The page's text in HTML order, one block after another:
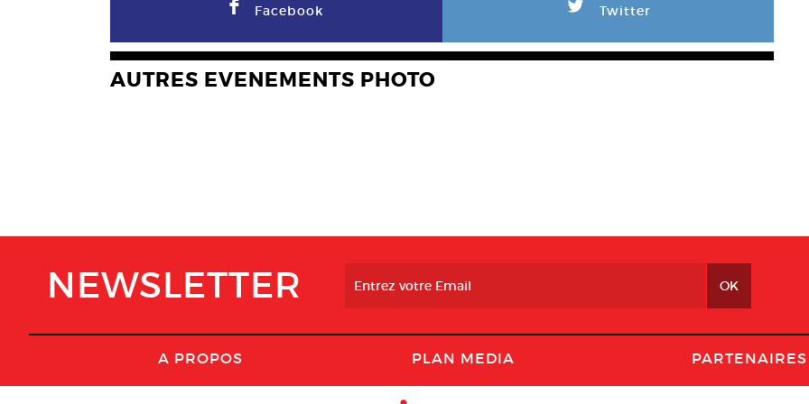
F Facebook L Twitter
AUTRES EVENEMENTS PHOTO
NEWSLETTER
A PROPOS PLAN MEDIA PARTENAIRES